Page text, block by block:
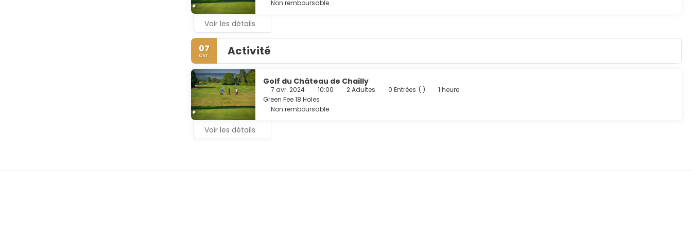
avec voiturier est disponible dans l'enceinte de l'hébergement.
Non remboursable
Voir les détails
07
avr. Activité
Golf du Château de Chailly
7 avr. 2024 10:00 2 Adultes 0 Entrées ( )
1 heure
Green Fee 18 Holes
Non remboursable
Voir les détails